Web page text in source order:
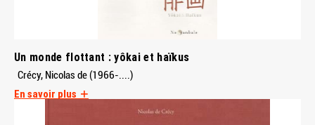
Un monde flottant : yôkai et haïkus
Crécy, Nicolas de (1966-....)
En savoir plus